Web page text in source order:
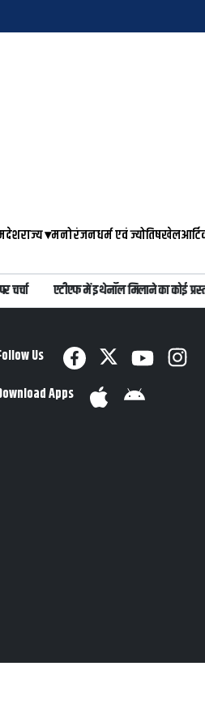
देशराज्य▾मनोरंजनधर्म एवं ज्योतिषखेल
एटीएफ में इथेनॉल मिलाने का कोई
Us
Apps